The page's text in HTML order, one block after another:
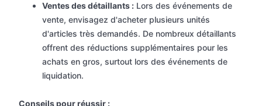
Ventes des détaillants : Lors des événements de
vente, envisagez d'acheter plusieurs unités
d'articles très demandés. De nombreux détaillants
offrent des réductions supplémentaires pour les
achats en gros, surtout lors des événements de
liquidation.
Conseils pour réussir :